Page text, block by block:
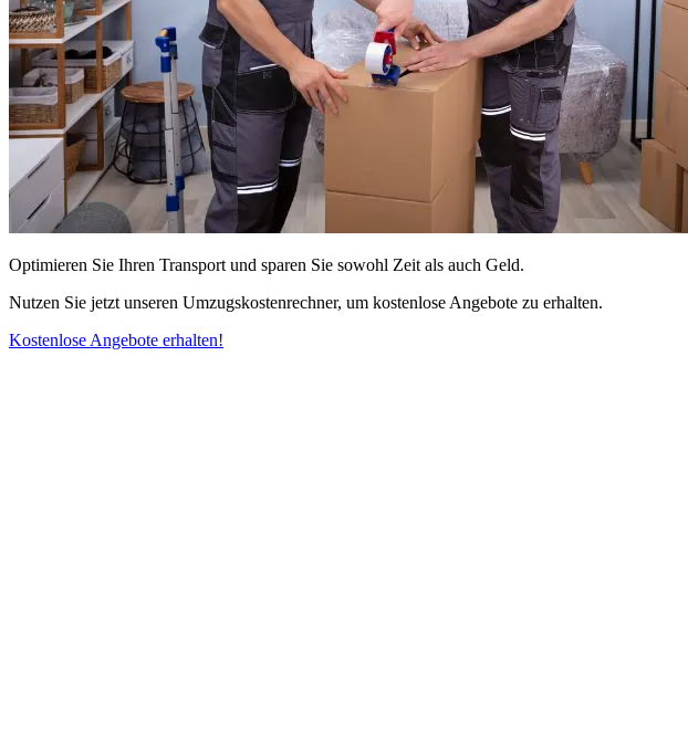
Optimieren Sie Ihren Transport und sparen Sie sowohl Zeit als auch Geld.
Nutzen Sie jetzt unseren Umzugskostenrechner, um kostenlose Angebote zu erhalten.
Kostenlose Angebote erhalten!